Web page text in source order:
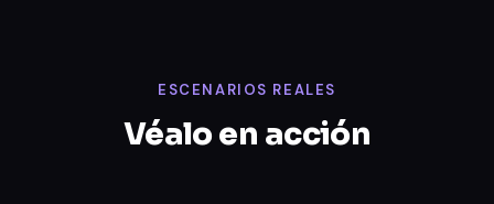
ESCENARIOS REALES
Véalo en acción